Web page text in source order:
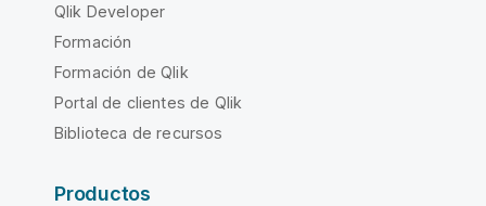
Qlik Developer
Formación
Formación de Qlik
Portal de clientes de Qlik
Biblioteca de recursos
Productos